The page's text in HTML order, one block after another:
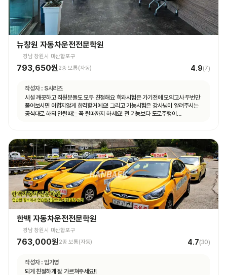
뉴창원 자동차운전전문학원
경남 창원시 마산합포구
793,650원2종 보통(자동) 4.9(7)
작성자 : S시리즈
시설 깨끗하고 직원분들도 모두 친절해요 학과시험은 가기전에 모의고사 두번만
풀어보시면 어렵지않게 합격할거에요! 그리고 기능시험은 강사님이 알려주시는
공식대로 하되 안될때는 꼭 될때까지 하세요! 전 기능보다 도로주행이
한백 자동차운전전문학원
경남 창원시 마산합포구
763,000원2종 보통(자동) 4.7(30)
작성자 : 임가영
되게 친절하게 잘 가르쳐주세요!!